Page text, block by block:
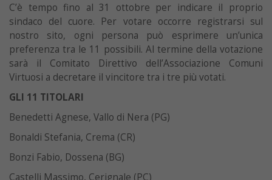
C’è tempo fino al 31 ottobre per indicare il proprio
sindaco del cuore. Per votare occorre registrarsi sul
nostro sito, ogni persona può esprimere un’unica
preferenza tra le 11 possibili. Al termine della votazione
sarà il Comitato Direttivo dell’Associazione Comuni
Virtuosi a decretare il vincitore tra i tre più votati.
GLI 11 TITOLARI
Benedetti Agnese, Vallo di Nera (PG)
Bonaldi Stefania, Crema (CR)
Bonzi Fabio, Dossena (BG)
Castelli Massimo, Cerignale (PC)